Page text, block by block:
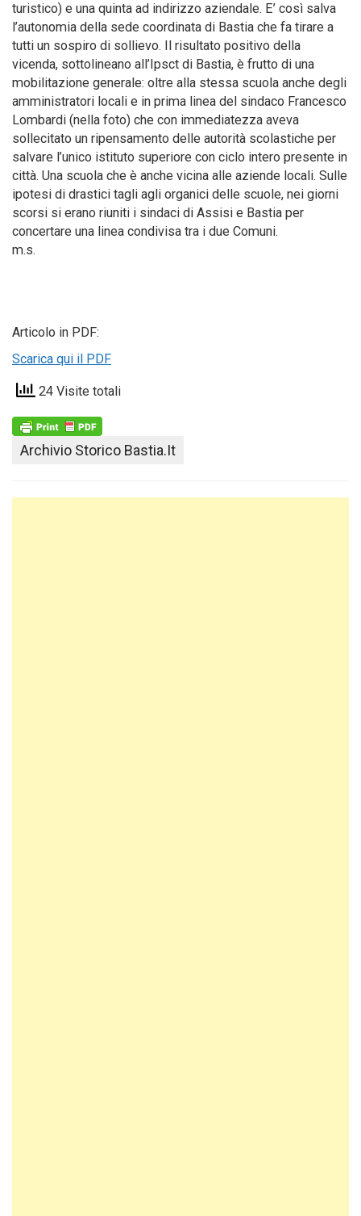
turistico) e una quinta ad indirizzo aziendale. E’ così salva
l’autonomia della sede coordinata di Bastia che fa tirare a
tutti un sospiro di sollievo. Il risultato positivo della
vicenda, sottolineano all’Ipsct di Bastia, è frutto di una
mobilitazione generale: oltre alla stessa scuola anche degli
amministratori locali e in prima linea del sindaco Francesco
Lombardi (nella foto) che con immediatezza aveva
sollecitato un ripensamento delle autorità scolastiche per
salvare l’unico istituto superiore con ciclo intero presente in
città. Una scuola che è anche vicina alle aziende locali. Sulle
ipotesi di drastici tagli agli organici delle scuole, nei giorni
scorsi si erano riuniti i sindaci di Assisi e Bastia per
concertare una linea condivisa tra i due Comuni.
m.s.
Articolo in PDF:
Scarica qui il PDF
24 Visite totali
Archivio Storico Bastia.it